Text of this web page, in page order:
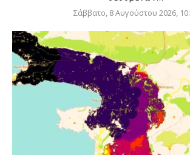
Σάββατο, 8 Αυγούστου 2026,